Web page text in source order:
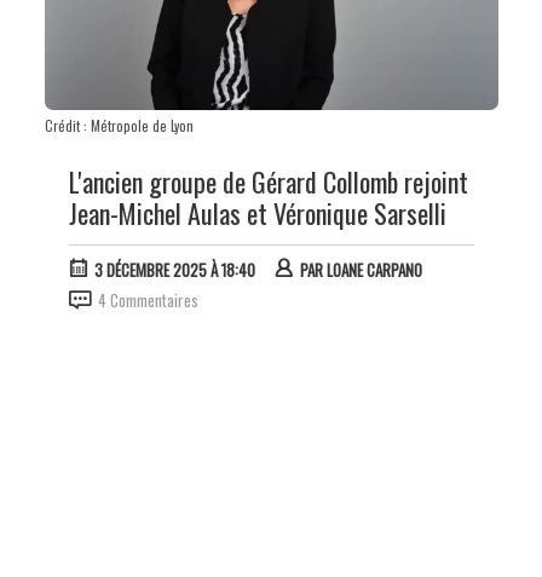
Crédit : Métropole de Lyon
L'ancien groupe de Gérard Collomb rejoint
Jean-Michel Aulas et Véronique Sarselli
3 DÉCEMBRE 2025 À 18:40 PARLOANE CARPANO
4 Commentaires